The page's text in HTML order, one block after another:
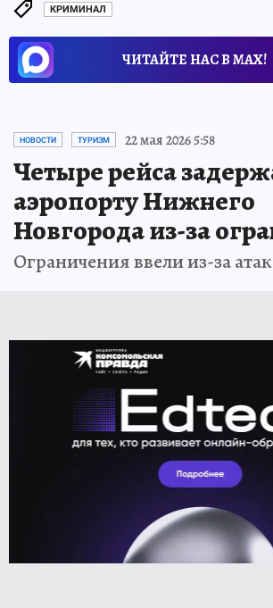
КРИМИНАЛ
ЧИТАЙТЕ НАС В МАХ!
НОВОСТИ ТУРИЗМ 22 мая 2026 5:58
Четыре рейса
аэропорту Нижнего
Новгорода из-за
Ограничения ввели из-за